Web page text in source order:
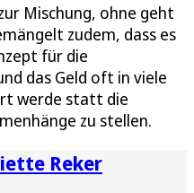
Mischung, ohne geht
zudem, dass es
für die
das Geld oft in viele
werde statt die
zu stellen.
Reker